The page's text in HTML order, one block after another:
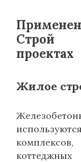
Строй
проектах
Жилое